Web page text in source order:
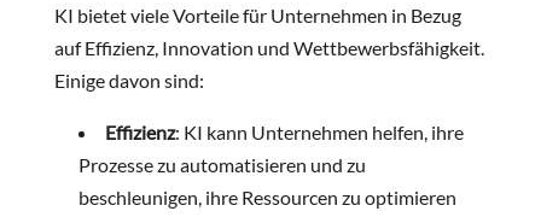
KI bietet viele Vorteile für Unternehmen in Bezug
auf Effizienz, Innovation und Wettbewerbsfähigkeit.
Einige davon sind:
Effizienz: KI kann Unternehmen helfen, ihre
Prozesse zu automatisieren und zu
beschleunigen, ihre Ressourcen zu optimieren